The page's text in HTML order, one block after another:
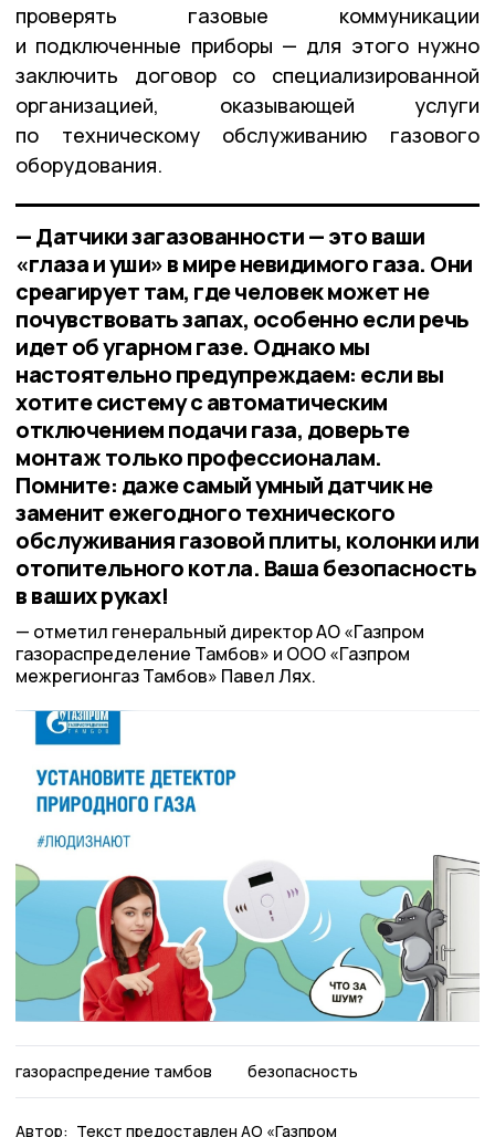
проверять газовые коммуникации
и подключенные приборы — для этого нужно
заключить договор со специализированной
организацией, оказывающей услуги
по техническому обслуживанию газового
оборудования.
— Датчики загазованности — это ваши
«глаза и уши» в мире невидимого газа. Они
среагирует там, где человек может не
почувствовать запах, особенно если речь
идет об угарном газе. Однако мы
настоятельно предупреждаем: если вы
хотите систему с автоматическим
отключением подачи газа, доверьте
монтаж только профессионалам.
Помните: даже самый умный датчик не
заменит ежегодного технического
обслуживания газовой плиты, колонки или
отопительного котла. Ваша безопасность
в ваших руках!
отметил генеральный директор АО «Газпром
газораспределение Тамбов» и ООО «Газпром
межрегионгаз Тамбов» Павел Лях.
газораспредение тамбов безопасность
Автор: Текст предоставлен АО «Газпром